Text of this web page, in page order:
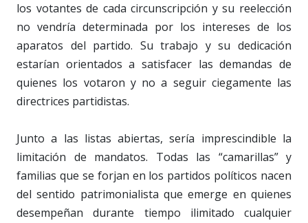
los votantes de cada circunscripción y su reelección
no vendría determinada por los intereses de los
aparatos del partido. Su trabajo y su dedicación
estarían orientados a satisfacer las demandas de
quienes los votaron y no a seguir ciegamente las
directrices partidistas.
Junto a las listas abiertas, sería imprescindible la
limitación de mandatos. Todas las “camarillas” y
familias que se forjan en los partidos políticos nacen
del sentido patrimonialista que emerge en quienes
desempeñan durante tiempo ilimitado cualquier